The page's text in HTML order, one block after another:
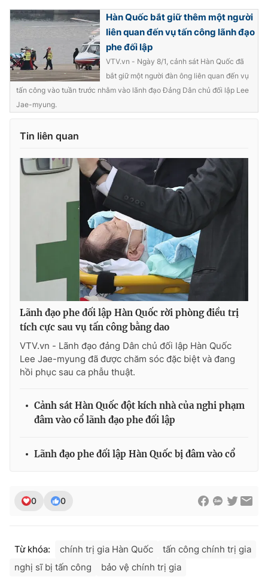
Email:toasoan@vtv.vn
Liên hệ quảng cáo:024-7300.7108
® Cấm sao chép dưới mọi hình thức nếu không có sự chấp
thuận bằng văn bản. Ghi rõ nguồn VTV.vn khi phát hành lại
thông tin từ website này.
Hàn Quốc bắt giữ thêm một người
liên quan đến vụ tấn công lãnh đạo
phe đối lập
VTV.vn - Ngày 8/1, cảnh sát Hàn Quốc đã
bắt giữ một người đàn ông liên quan đến vụ
tấn công vào tuần trước nhằm vào lãnh đạo Đảng Dân chủ đối lập Lee
Jae-myung.
Tin liên quan
Lãnh đạo phe đối lập Hàn Quốc rời phòng điều trị
tích cực sau vụ tấn công bằng dao
VTV.vn - Lãnh đạo đảng Dân chủ đối lập Hàn Quốc
Lee Jae-myung đã được chăm sóc đặc biệt và đang
hồi phục sau ca phẫu thuật.
Cảnh sát Hàn Quốc đột kích nhà của nghi phạm
đâm vào cổ lãnh đạo phe đối lập
Lãnh đạo phe đối lập Hàn Quốc bị đâm vào cổ
0 0
Từ khóa: chính trị gia Hàn Quốc
tấn công chính trị gia
nghị sĩ bị tấn công
bảo vệ chính trị gia